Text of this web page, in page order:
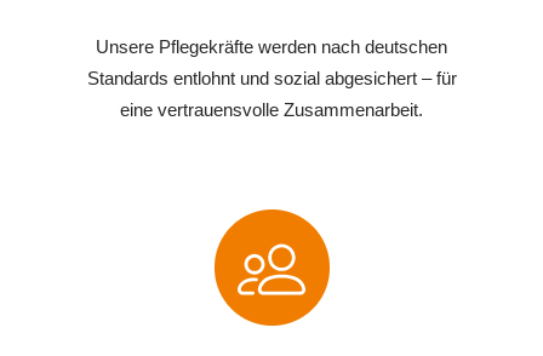
Unsere Pflegekräfte werden nach deutschen
Standards entlohnt und sozial abgesichert – für
eine vertrauensvolle Zusammenarbeit.